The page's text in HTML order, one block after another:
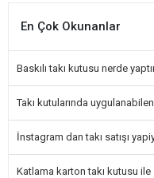
En Çok Okunanlar
Baskılı takı kutusu nerde
Takı kutularında
İnstagram dan takı satışı
Katlama karton takı kutusu